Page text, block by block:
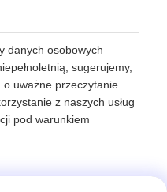
danych osobowych
sugerujemy,
o uważne przeczytanie
z naszych usług
pod warunkiem